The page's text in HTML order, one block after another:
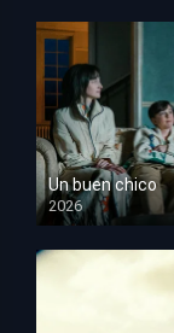
Un buen chico
2026
HD 1080p